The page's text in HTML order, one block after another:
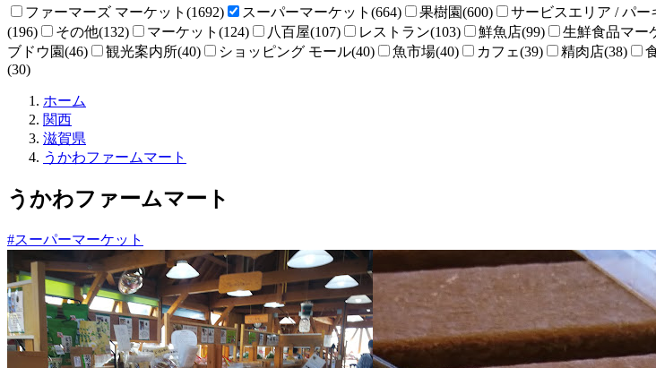
ファーマーズ マーケット(1692) スーパーマーケット(664) 果樹園(600) サービスエリア / パー
(196)
その他(132) マーケット(124) 八百屋(107) レストラン(103) 鮮魚店(99) 生鮮食品マー
ブドウ園(46)
観光案内所(40) ショッピング モール(40) 魚市場(40) カフェ(39) 精肉店(38)
(30)
ホーム
ね
と
関西
滋賀県
うかわファームマート
うかわファームマート
#スーパーマーケット